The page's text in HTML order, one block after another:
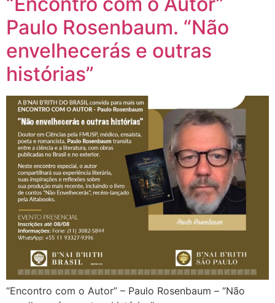
Paulo Rosenbaum. “Não
envelhecerás e outras
histórias”
“Encontro com o Autor” – Paulo Rosenbaum – “Não